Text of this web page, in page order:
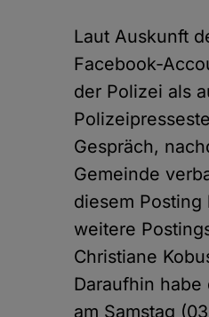
Laut Auskunft
Facebook-
der Polizei als
Gespräch,
Gemeinde
diesem
weitere
Christiane
Daraufhin
am Samstag